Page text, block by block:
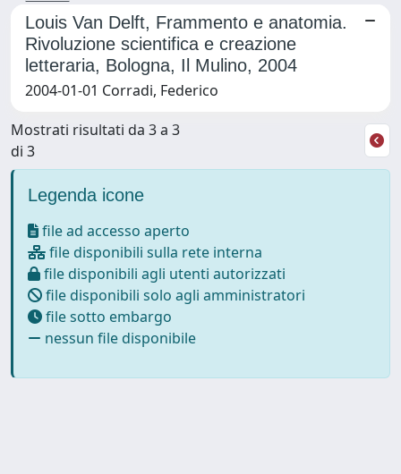
Louis Van Delft, Frammento e anatomia.
Rivoluzione scientifica e creazione
letteraria, Bologna, Il Mulino, 2004
2004-01-01 Corradi, Federico
Mostrati risultati da 3 a 3
di 3
Legenda icone
file ad accesso aperto
file disponibili sulla rete interna
file disponibili agli utenti autorizzati
file disponibili solo agli amministratori
file sotto embargo
nessun file disponibile